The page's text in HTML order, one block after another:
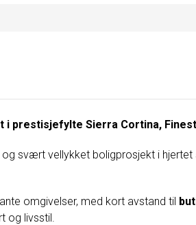
i prestisjefylte Sierra Cortina,
og svært vellykket boligprosjekt i hjertet
omgivelser, med kort avstand til
og livsstil.